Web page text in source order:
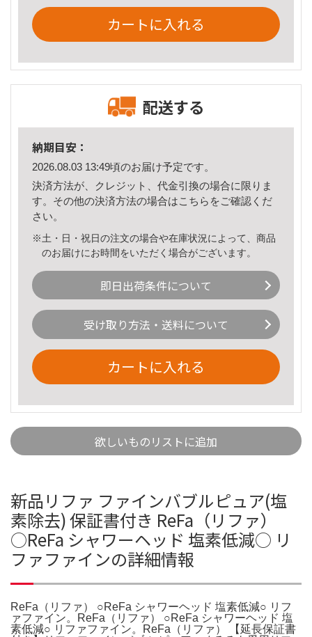
カートに入れる
配送する
納期目安：
2026.08.03 13:49頃のお届け予定です。
決済方法が、クレジット、代金引換の場合に限りま
す。その他の決済方法の場合はこちら をご確認くだ
さい。
※土・日・祝日の注文の場合や在庫状況によって、商品
のお届けにお時間をいただく場合がございます。
即日出荷条件について
受け取り方法・送料について
カートに入れる
欲しいものリストに追加
新品リファ ファインバブルピュア(塩
素除去) 保証書付き ReFa（リファ）
○ReFa シャワーヘッド 塩素低減○ リ
ファファインの詳細情報
ReFa（リファ） ○ReFa シャワーヘッド 塩素低減○ リフ
ァファイン。ReFa（リファ） ○ReFa シャワーヘッド 塩
素低減○ リファファイン。ReFa（リファ） 【延長保証書